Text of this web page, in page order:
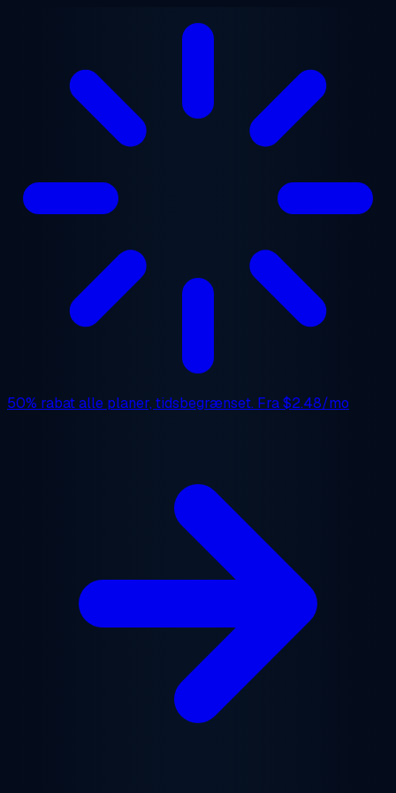
50% rabatalle planer, tidsbegrænset. Fra$2.48/mo